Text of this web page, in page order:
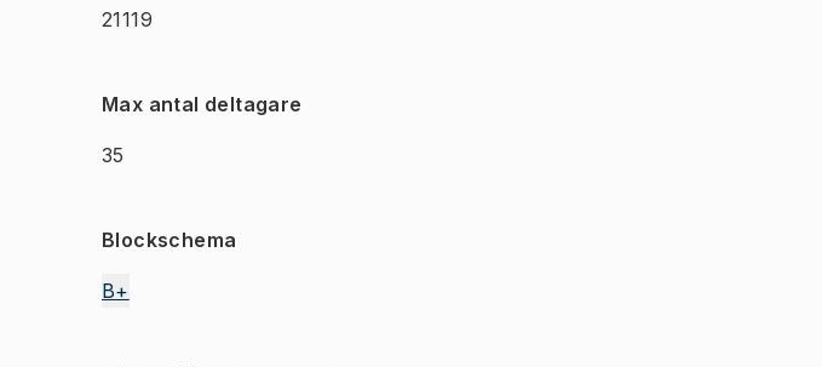
21119
Max antal deltagare
35
Blockschema
B+